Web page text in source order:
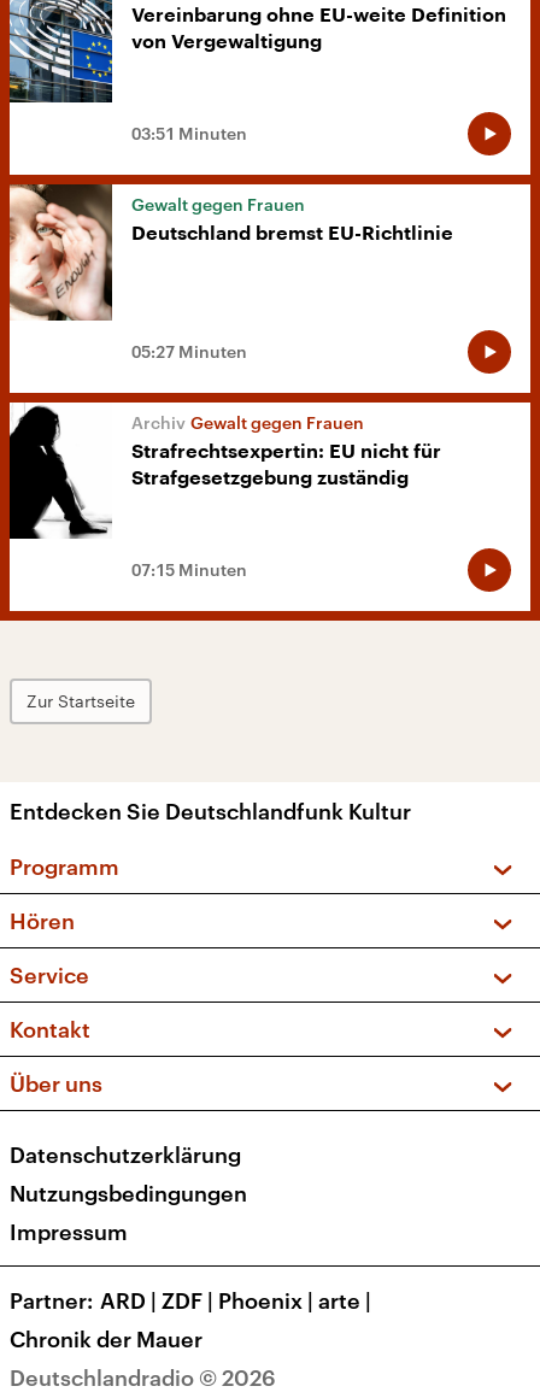
Vereinbarung ohne EU-weite Definition
von Vergewaltigung
03:51 Minuten
Gewalt gegen Frauen
Deutschland bremst EU-Richtlinie
05:27 Minuten
Gewalt gegen Frauen
Strafrechtsexpertin: EU nicht für
Strafgesetzgebung zuständig
07:15 Minuten
Zur Startseite
Entdecken Sie Deutschlandfunk Kultur
Programm
Sendungen und Podcasts
Musikliste
Kakadu – Das Kinderprogramm
Hören
Frequenzen (UKW + DAB+)
Service
FAQ
Apps
Newsletter
Kontakt
Social Media
Über uns
Presse
Karriere
Transparenz
Deutschlandradio © 2026
Datenschutzerklärung
Nutzungsbedingungen
Impressum
Partner ARD | ZDF | Phoenix | arte |
Chronik der Mauer